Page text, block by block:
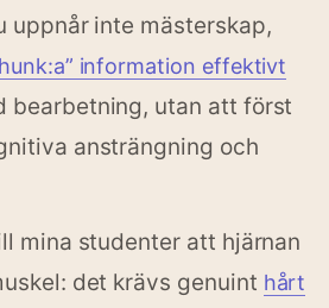
uppnår inte mästerskap,
information effektivt
bearbetning, utan att först
ansträngning och
mina studenter att hjärnan
det krävs genuint hårt